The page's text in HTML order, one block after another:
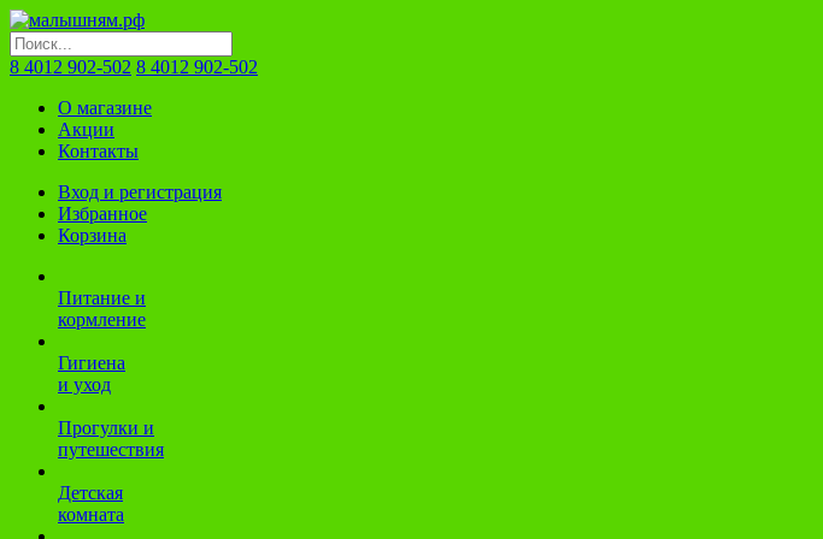
8 4012 902-502 8 4012 902-502
О магазине
Акции
Контакты
Вход и регистрация
Избранное
Корзина
Питание и
кормление
Гигиена
и уход
Прогулки и
путешествия
Детская
комната